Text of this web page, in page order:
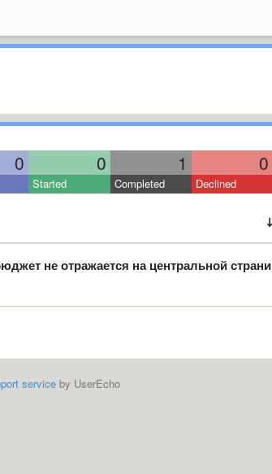
0 0 1 0
Started Completed Declined
странице в итоговом бюджете (например статья прочее)
serviceby UserEcho